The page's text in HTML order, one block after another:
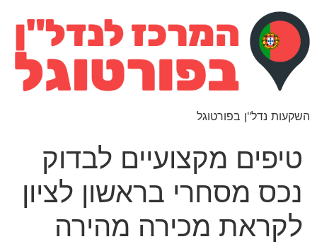
השקעות נדל"ן בפורטוגל
טיפים מקצועיים לבדוק
נכס מסחרי בראשון לציון
לקראת מכירה מהירה